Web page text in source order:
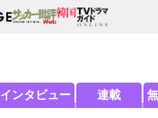
インタビュー 連載